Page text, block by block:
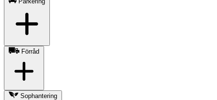
Förråd
Sophantering